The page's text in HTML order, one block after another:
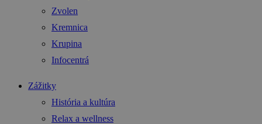
Zvolen
Kremnica
Krupina
Infocentrá
Zážitky
História a kultúra
Relax a wellness